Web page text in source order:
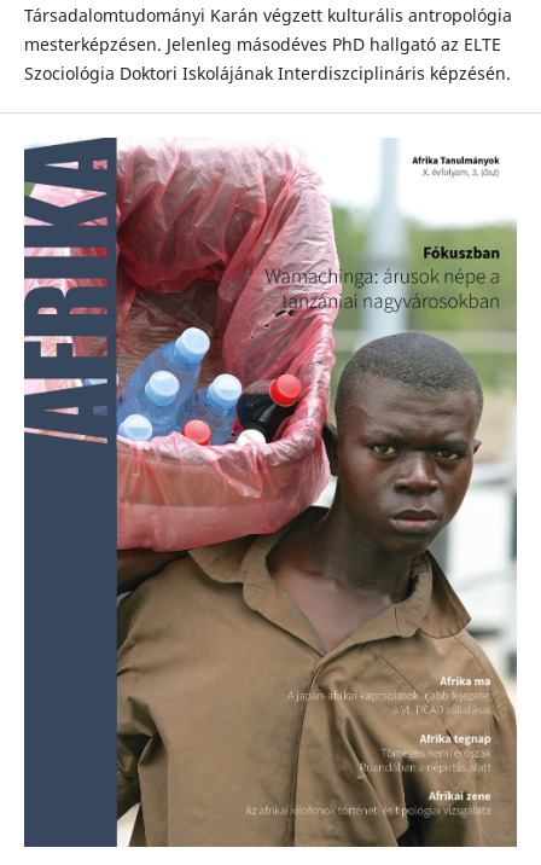
Társadalomtudományi Karán végzett kulturális antropológia
mesterképzésen. Jelenleg másodéves PhD hallgató az ELTE
Szociológia Doktori Iskolájának Interdiszciplináris képzésén.